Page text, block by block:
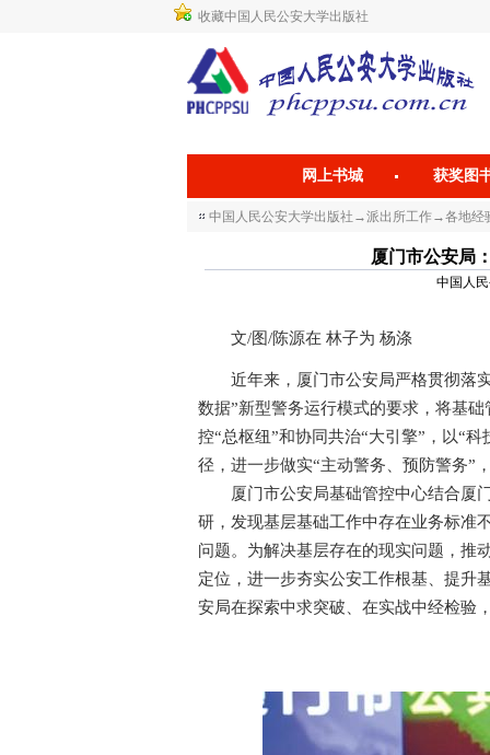
收藏中国人民公安大学出版社
网上书城 获奖图
中国人民公安大学出版社 →派出所工作→各地经
厦门市公安局
中国人
文/图/陈源在 林子为 杨涤
近年来，厦门市公安局严格贯彻落实
数据”新型警务运行模式的要求，将基
控“总枢纽”和协同共治“大引擎”，以“
径，进一步做实“主动警务、预防警务”
厦门市公安局基础管控中心结合厦门
研，发现基层基础工作中存在业务标准
问题。为解决基层存在的现实问题，推
定位，进一步夯实公安工作根基、提升
安局在探索中求突破、在实战中经检验